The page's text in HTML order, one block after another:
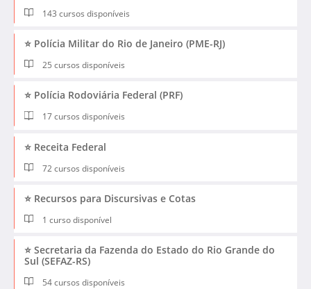
143 cursos disponíveis
⭐ Polícia Militar do Rio de Janeiro (PME-RJ)
25 cursos disponíveis
⭐ Polícia Rodoviária Federal (PRF)
17 cursos disponíveis
⭐ Receita Federal
72 cursos disponíveis
⭐ Recursos para Discursivas e Cotas
1 curso disponível
⭐ Secretaria da Fazenda do Estado do Rio Grande do
Sul (SEFAZ-RS)
54 cursos disponíveis